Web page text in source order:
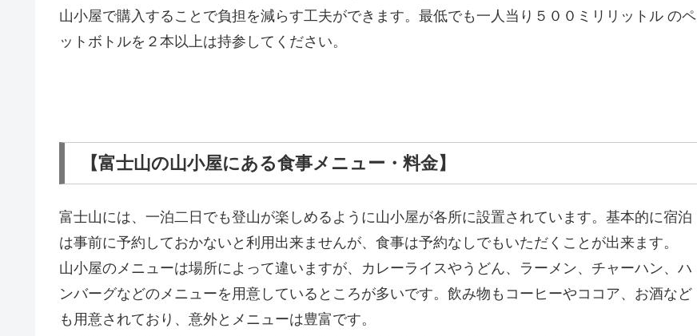
山小屋で購入することで負担を減らす工夫ができます。最低でも一人当り５００ミリリットル のペ
ットボトルを２本以上は持参してください。
【富士山の山小屋にある食事メニュー・料金】
富士山には、一泊二日でも登山が楽しめるように山小屋が各所に設置されています。基本的に宿泊
は事前に予約しておかないと利用出来ませんが、食事は予約なしでもいただくことが出来ます。
山小屋のメニューは場所によって違いますが、カレーライスやうどん、ラーメン、チャーハン、ハ
ンバーグなどのメニューを用意しているところが多いです。飲み物もコーヒーやココア、お酒など
も用意されており、意外とメニューは豊富です。